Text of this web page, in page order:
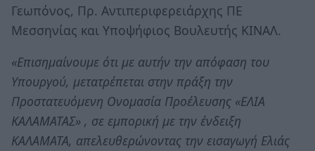
Γεωπόνος, Πρ. Αντιπεριφερειάρχης ΠE
Μεσσηνίας και Υποψήφιος Βουλευτής ΚΙΝΑΛ.
«Επισημαίνουμε ότι με αυτήν την απόφαση του
Υπουργού, μετατρέπεται στην πράξη την
Προστατευόμενη Ονομασία Προέλευσης «ΕΛΙΑ
ΚΑΛΑΜΑΤΑΣ» , σε εμπορική με την ένδειξη
ΚΑΛΑΜΑΤΑ, απελευθερώνοντας την εισαγωγή Ελιάς